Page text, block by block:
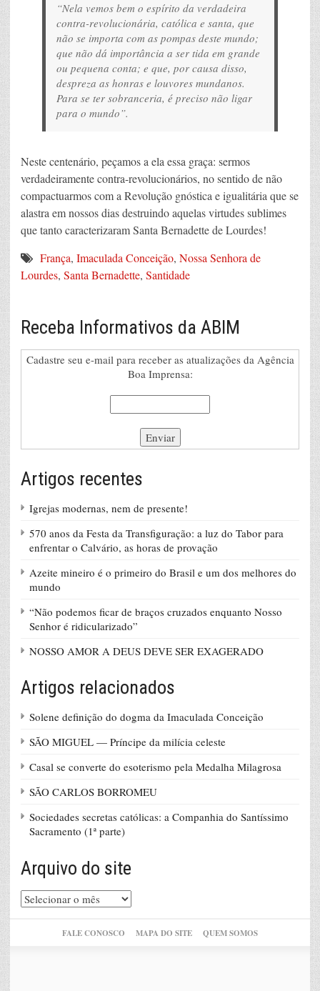
“Nela vemos bem o espírito da verdadeira
contra-revolucionária, católica e santa, que
não se importa com as pompas deste mundo;
que não dá importância a ser tida em grande
ou pequena conta; e que, por causa disso,
despreza as honras e louvores mundanos.
Para se ter sobranceria, é preciso não ligar
para o mundo”.
Neste centenário, peçamos a ela essa graça: sermos
verdadeiramente contra-revolucionários, no sentido de não
compactuarmos com a Revolução gnóstica e igualitária que se
alastra em nossos dias destruindo aquelas virtudes sublimes
que tanto caracterizaram Santa Bernadette de Lourdes!
França, Imaculada Conceição, Nossa Senhora de
Lourdes, Santa Bernadette, Santidade
Receba Informativos da ABIM
Cadastre seu e-mail para receber as atualizações da Agência
Boa Imprensa:
Artigos recentes
Igrejas modernas, nem de presente!
570 anos da Festa da Transfiguração: a luz do Tabor para
enfrentar o Calvário, as horas de provação
Azeite mineiro é o primeiro do Brasil e um dos melhores do
mundo
“Não podemos ficar de braços cruzados enquanto Nosso
Senhor é ridicularizado”
NOSSO AMOR A DEUS DEVE SER EXAGERADO
Artigos relacionados
Solene definição do dogma da Imaculada Conceição
SÃO MIGUEL — Príncipe da milícia celeste
Casal se converte do esoterismo pela Medalha Milagrosa
SÃO CARLOS BORROMEU
Sociedades secretas católicas: a Companhia do Santíssimo
Sacramento (1ª parte)
Arquivo do site
Arquivo
do
FALE CONOSCO MAPA DO SITE QUEM SOMOS